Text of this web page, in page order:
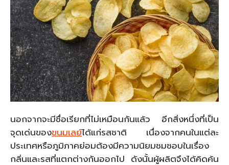
นอกจากจะมีชื่อเรียกที่ไม่เหมือนกันแล้ว อีกสิ่งหนึ่งที่เป็น
จุดเด่นของขนมเลย์ได้แก่รสชาติ เนื่องจากคนในแต่ละ
ประเทศหรือภูมิภาคย่อมต้องมีความนิยมชมชอบในเรื่อง
กลิ่นและรสที่แตกต่างกันออกไป ดังนั้นผู้ผลิตจึงได้คิดค้น